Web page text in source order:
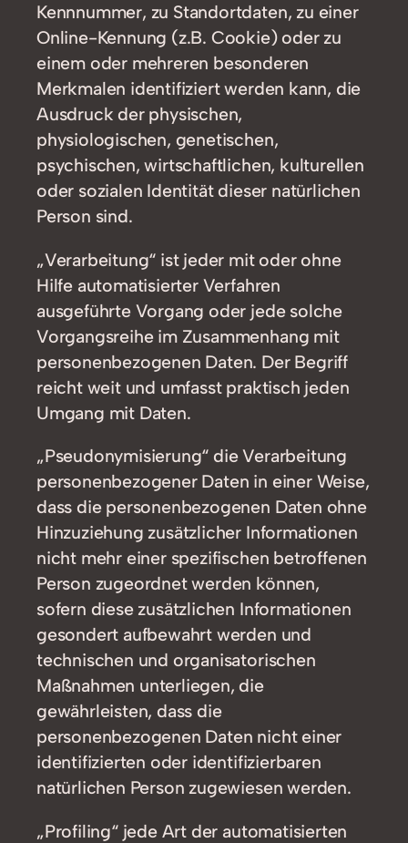
Kennnummer, zu Standortdaten, zu einer
Online-Kennung (z.B. Cookie) oder zu
einem oder mehreren besonderen
Merkmalen identifiziert werden kann, die
Ausdruck der physischen,
physiologischen, genetischen,
psychischen, wirtschaftlichen, kulturellen
oder sozialen Identität dieser natürlichen
Person sind.
„Verarbeitung“ ist jeder mit oder ohne
Hilfe automatisierter Verfahren
ausgeführte Vorgang oder jede solche
Vorgangsreihe im Zusammenhang mit
personenbezogenen Daten. Der Begriff
reicht weit und umfasst praktisch jeden
Umgang mit Daten.
„Pseudonymisierung“ die Verarbeitung
personenbezogener Daten in einer Weise,
dass die personenbezogenen Daten ohne
Hinzuziehung zusätzlicher Informationen
nicht mehr einer spezifischen betroffenen
Person zugeordnet werden können,
sofern diese zusätzlichen Informationen
gesondert aufbewahrt werden und
technischen und organisatorischen
Maßnahmen unterliegen, die
gewährleisten, dass die
personenbezogenen Daten nicht einer
identifizierten oder identifizierbaren
natürlichen Person zugewiesen werden.
„Profiling“ jede Art der automatisierten